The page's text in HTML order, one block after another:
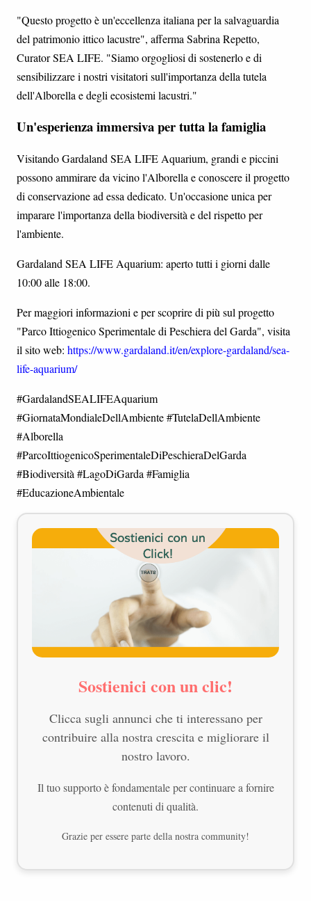
"Questo progetto è un'eccellenza italiana per la salvaguardia
del patrimonio ittico lacustre", afferma Sabrina Repetto,
Curator SEA LIFE. "Siamo orgogliosi di sostenerlo e di
sensibilizzare i nostri visitatori sull'importanza della tutela
dell'Alborella e degli ecosistemi lacustri."
Un'esperienza immersiva per tutta la famiglia
Visitando Gardaland SEA LIFE Aquarium, grandi e piccini
possono ammirare da vicino l'Alborella e conoscere il progetto
di conservazione ad essa dedicato. Un'occasione unica per
imparare l'importanza della biodiversità e del rispetto per
l'ambiente.
Gardaland SEA LIFE Aquarium: aperto tutti i giorni dalle
10:00 alle 18:00.
Per maggiori informazioni e per scoprire di più sul progetto
"Parco Ittiogenico Sperimentale di Peschiera del Garda", visita
il sito web: https://www.gardaland.it/en/explore-gardaland/sea-
life-aquarium/
#GardalandSEALIFEAquarium
#GiornataMondialeDellAmbiente #TutelaDellAmbiente
#Alborella
#ParcoIttiogenicoSperimentaleDiPeschieraDelGarda
#Biodiversità #LagoDiGarda #Famiglia
#EducazioneAmbientale
Sostienici con un clic!
Clicca sugli annunci che ti interessano per
contribuire alla nostra crescita e migliorare il
nostro lavoro.
Il tuo supporto è fondamentale per continuare a fornire
contenuti di qualità.
Grazie per essere parte della nostra community!